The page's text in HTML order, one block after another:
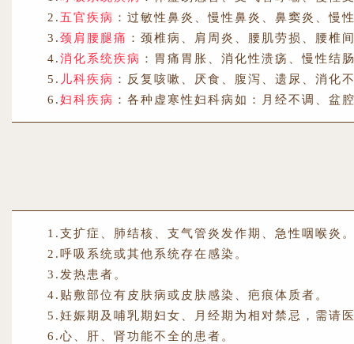
2.五官疾病 ：过敏性鼻炎、慢性鼻炎、鼻窦炎、慢
3.颈肩腰腿痛 ：颈椎病、肩周炎、腰肌劳损、腰椎
4.消化系统疾病 ：胃痛胃胀、消化性溃疡、慢性结
5. 儿科疾病 ：反复咳嗽、厌食、腹泻、遗尿、消化
6.妇科疾病 ：各种虚寒性妇科病如：月经不调、盆
1.支扩症、肺结核、支气管炎发作期、急性咽喉炎
2.呼吸系统或其他系统存在感染。
3.发热患者。
4.贴敷部位有皮肤病或皮肤感染、疤痕体质者。
5.妊娠期及哺乳期妇女、月经期为相对禁忌，需请
6.心、肝、肾功能不全的患者。